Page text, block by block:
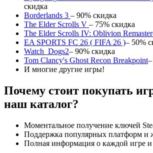
скидка
Borderlands 3 – 90% скидка
The Elder Scrolls V – 75% скидка
The Elder Scrolls IV: Oblivion
EA SPORTS FC 26 ( FIFA 26 )– 50%
Watch_Dogs2– 90% скидка
Tom Clancy's Ghost Recon Breakpoint
И многие другие игры!
Почему стоит покупать
наш каталог?
Моментальное получение ключей
Поддержка популярных платформ и
Полная информация о каждой игре и